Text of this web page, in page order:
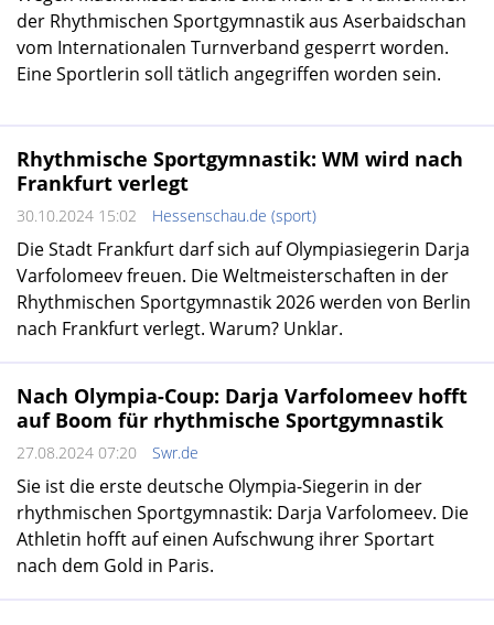
der Rhythmischen Sportgymnastik aus Aserbaidschan
vom Internationalen Turnverband gesperrt worden.
Eine Sportlerin soll tätlich angegriffen worden sein.
Rhythmische Sportgymnastik: WM wird nach
Frankfurt verlegt
30.10.2024 15:02 Hessenschau.de (sport)
Die Stadt Frankfurt darf sich auf Olympiasiegerin Darja
Varfolomeev freuen. Die Weltmeisterschaften in der
Rhythmischen Sportgymnastik 2026 werden von Berlin
nach Frankfurt verlegt. Warum? Unklar.
Nach Olympia-Coup: Darja Varfolomeev hofft
auf Boom für rhythmische Sportgymnastik
27.08.2024 07:20 Swr.de
Sie ist die erste deutsche Olympia-Siegerin in der
rhythmischen Sportgymnastik: Darja Varfolomeev. Die
Athletin hofft auf einen Aufschwung ihrer Sportart
nach dem Gold in Paris.